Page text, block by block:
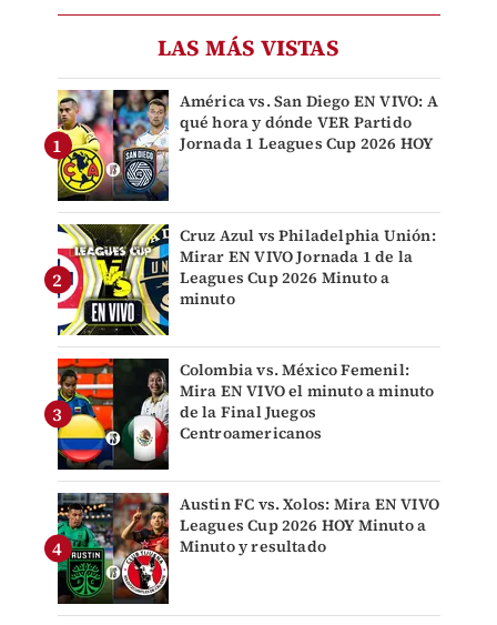
LAS MÁS VISTAS
América vs. San Diego EN VIVO: A
qué hora y dónde VER Partido
Jornada 1 Leagues Cup 2026 HOY
Cruz Azul vs Philadelphia Unión:
Mirar EN VIVO Jornada 1 de la
Leagues Cup 2026 Minuto a
minuto
Colombia vs. México Femenil:
Mira EN VIVO el minuto a minuto
de la Final Juegos
Centroamericanos
Austin FC vs. Xolos: Mira EN VIVO
Leagues Cup 2026 HOY Minuto a
Minuto y resultado